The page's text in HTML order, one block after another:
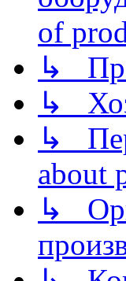
of
↳
↳
↳
about
↳